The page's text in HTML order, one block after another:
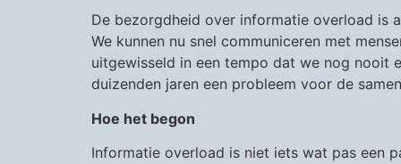
De bezorgdheid over informatie overload is
We kunnen nu snel communiceren met
uitgewisseld in een tempo dat we nog nooit
duizenden jaren een probleem voor de
Hoe het begon
Informatie overload is niet iets wat pas een